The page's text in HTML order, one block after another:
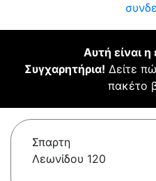
Αυτή είναι η
Συγχαρητήρια! Δείτε
πακέτο
Σπαρτη
Λεωνίδου 120